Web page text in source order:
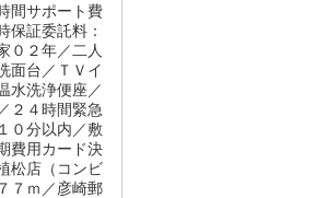
サポート費
証委託料：
０２年／二人
面台／ＴＶイ
水洗浄便座／
２４時間緊急
０分以内／敷
費用カード決
松店（コンビ
７ｍ／彦崎郵